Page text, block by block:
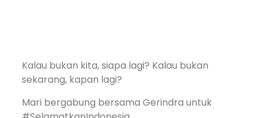
Kalau bukan kita, siapa lagi? Kalau bukan
sekarang, kapan lagi?
Mari bergabung bersama Gerindra untuk